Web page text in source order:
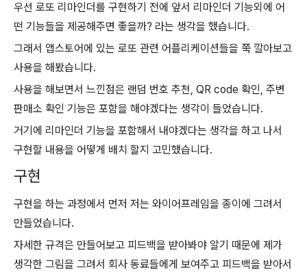
우선 로또 리마인더를 구현하기 전에 앞서 리마인더 기능외에 어
떤 기능들을 제공해주면 좋을까? 라는 생각을 했습니다.
그래서 앱스토어에 있는 로또 관련 어플리케이션들을 쭉 깔아보고
사용을 해봤습니다.
사용을 해보면서 느낀점은 랜덤 번호 추천, QR code 확인, 주변
판매소 확인 기능은 포함을 해야겠다는 생각이 들었습니다.
거기에 리마인더 기능을 포함해서 내야겠다는 생각을 하고 나서
구현할 내용을 어떻게 배치 할지 고민했습니다.
구현
구현을 하는 과정에서 먼저 저는 와이어프레임을 종이에 그려서
만들었습니다.
자세한 규격은 만들어보고 피드백을 받아봐야 알기 때문에 제가
생각한 그림을 그려서 회사 동료들에게 보여주고 피드백을 받아서